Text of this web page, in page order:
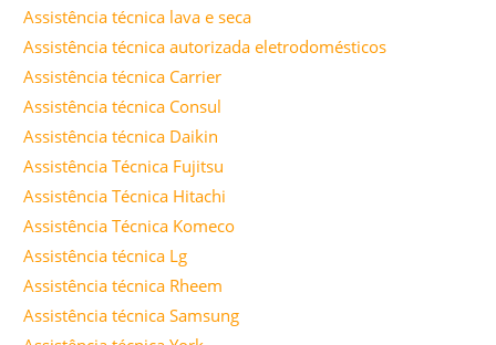
Assistência técnica lava e seca
Assistência técnica autorizada eletrodomésticos
Assistência técnica Carrier
Assistência técnica Consul
Assistência técnica Daikin
Assistência Técnica Fujitsu
Assistência Técnica Hitachi
Assistência Técnica Komeco
Assistência técnica Lg
Assistência técnica Rheem
Assistência técnica Samsung